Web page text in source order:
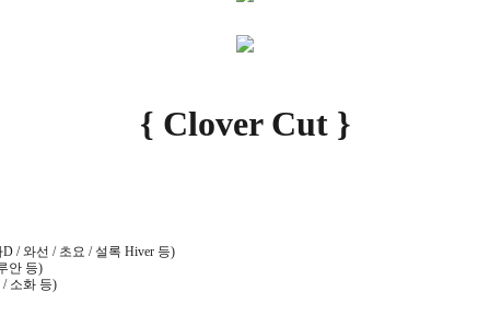
{ Clover Cut }
/ 와선 / 초요 / 설록 Hiver 등)
안 등)
/ 소화 등)